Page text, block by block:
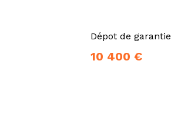
Dépot de garantie
10 400 €